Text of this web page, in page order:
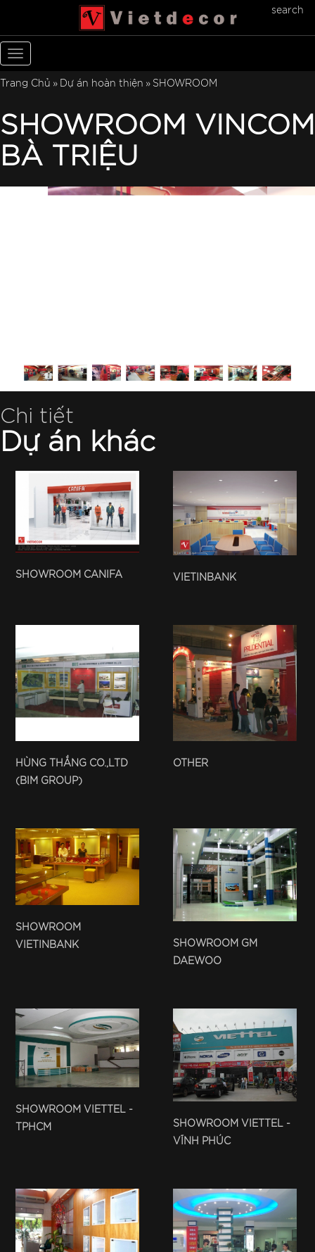
Toggle
search
Trang Chủ Dự án hoàn thiện SHOWROOM
SHOWROOM VINCOM
BÀ TRIỆU
Chi tiết
Dự án khác
SHOWROOM CANIFA VIETINBANK
HÙNG THẮNG CO.,LTD
(BIM GROUP)
OTHER
SHOWROOM
VIETINBANK
SHOWROOM GM
DAEWOO
SHOWROOM VIETTEL -
TPHCM
SHOWROOM VIETTEL -
VĨNH PHÚC